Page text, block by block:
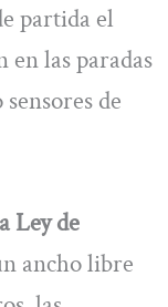
partida el
en las paradas
de
Ley de
ancho libre